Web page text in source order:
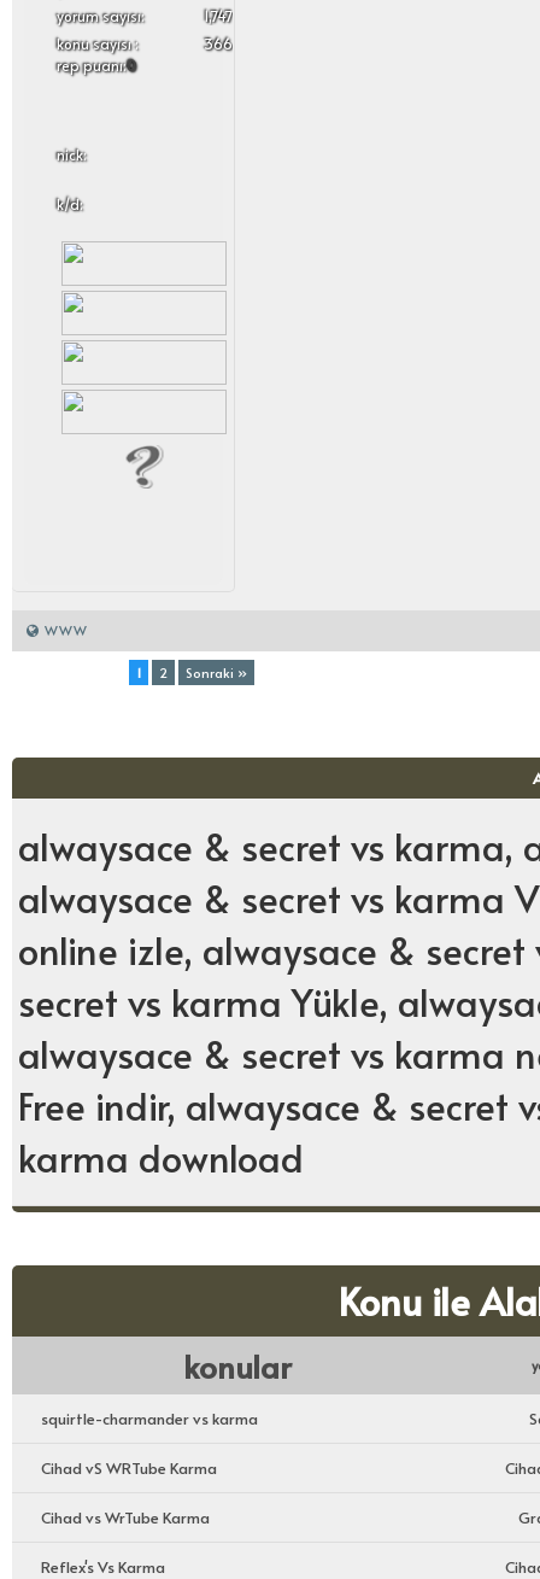
yorum sayısı:
1,747
konu sayısı :
366
rep puanı:0
nick:
k/d:
WWW
1 2 Sonraki »
alwaysace & secret vs karma,
alwaysace & secret vs karma
online izle, alwaysace &
secret vs karma Yükle,
alwaysace & secret vs karma
Free indir, alwaysace & secret
karma download
Konu ile
konular
squirtle-charmander vs karma
Cihad vS WRTube Karma
Cihad vs WrTube Karma
Reflex's Vs Karma